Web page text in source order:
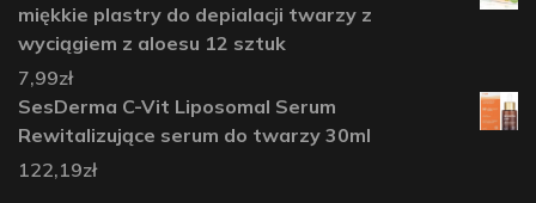
miękkie plastry do depialacji twarzy z
wyciągiem z aloesu 12 sztuk
7,99zł
SesDerma C-Vit Liposomal Serum
Rewitalizujące serum do twarzy 30ml
122,19zł